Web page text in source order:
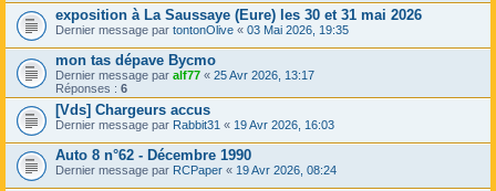
exposition à La Saussaye (Eure) les 30 et 31 mai 2026
Dernier message par tontonOlive « 03 Mai 2026, 19:35
mon tas dépave Bycmo
Dernier message par alf77 « 25 Avr 2026, 13:17
Réponses : 6
[Vds] Chargeurs accus
Dernier message par Rabbit31 « 19 Avr 2026, 16:03
Auto 8 n°62 - Décembre 1990
Dernier message par RCPaper « 19 Avr 2026, 08:24